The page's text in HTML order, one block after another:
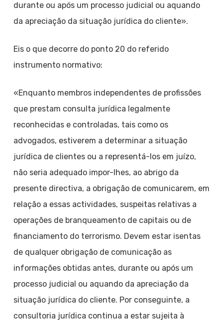
durante ou após um processo judicial ou aquando
da apreciação da situação jurídica do cliente».
Eis o que decorre do ponto 20 do referido
instrumento normativo:
«Enquanto membros independentes de profissões
que prestam consulta jurídica legalmente
reconhecidas e controladas, tais como os
advogados, estiverem a determinar a situação
jurídica de clientes ou a representá-los em juízo,
não seria adequado impor-lhes, ao abrigo da
presente directiva, a obrigação de comunicarem, em
relação a essas actividades, suspeitas relativas a
operações de branqueamento de capitais ou de
financiamento do terrorismo. Devem estar isentas
de qualquer obrigação de comunicação as
informações obtidas antes, durante ou após um
processo judicial ou aquando da apreciação da
situação jurídica do cliente. Por conseguinte, a
consultoria jurídica continua a estar sujeita à